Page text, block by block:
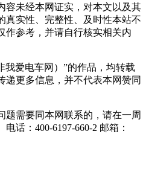
容未经本网证实，对本文以及其
真实性、完整性、及时性本站不
作参考，并请自行核实相关内
我爱电车网）”的作品，均转载
递更多信息，并不代表本网赞同
题需要同本网联系的，请在一周
话：400-6197-660-2 邮箱：